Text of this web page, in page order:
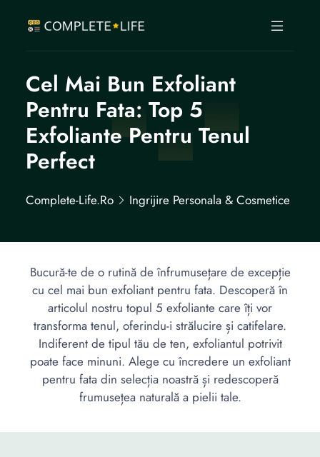
Cel Mai Bun Exfoliant
Pentru Fata: Top 5
Exfoliante Pentru Tenul
Perfect
Complete-Life.ro Ingrijire Personala & Cosmetice
Bucură-te de o rutină de înfrumusețare de excepție
cu cel mai bun exfoliant pentru fata. Descoperă în
articolul nostru topul 5 exfoliante care îți vor
transforma tenul, oferindu-i strălucire și catifelare.
Indiferent de tipul tău de ten, exfoliantul potrivit
poate face minuni. Alege cu încredere un exfoliant
pentru fata din selecția noastră și redescoperă
frumusețea naturală a pielii tale.